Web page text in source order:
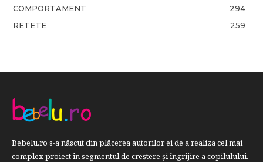
COMPORTAMENT
294
RETETE
259
Bebelu.ro s-a născut din plăcerea autorilor ei de a realiza cel mai
complex proiect în segmentul de creştere şi îngrijire a copilulului.